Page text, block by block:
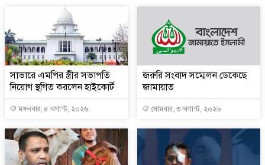
সাভারে এমপির স্ত্রীর সভাপতি
নিয়োগ স্থগিত করলেন হাইকোর্ট
মঙ্গলবার, ৪ অগাস্ট, ২০২৬
জরুরি সংবাদ সম্মেলন ডেকেছে
জামায়াত
সোমবার, ৩ অগাস্ট, ২০২৬